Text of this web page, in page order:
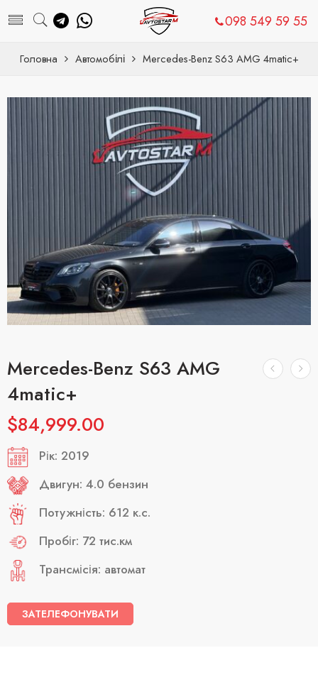
098 549 59 55
Головна Автомобілі Mercedes-Benz S63 AMG 4matic+
Mercedes-Benz S63 AMG
4matic+
$84,999.00
Рік: 2019
Двигун: 4.0 бензин
Потужність: 612 к.с.
Пробіг: 72 тис.км
Трансмісія: автомат
ЗАТЕЛЕФОНУВАТИ